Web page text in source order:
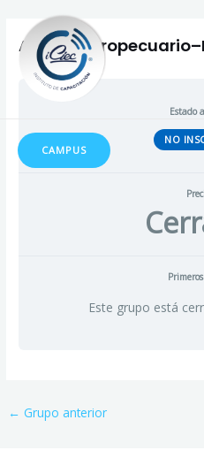
contenido
CAMPUS
Asesor
Estado
NO
Este grupo está
entradas
← Grupo anterior